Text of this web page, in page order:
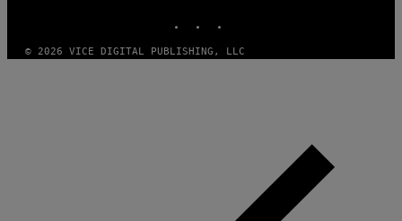
© 2026 VICE DIGITAL PUBLISHING, LLC